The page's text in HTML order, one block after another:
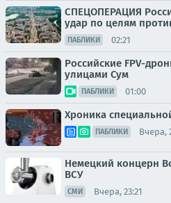
СПЕЦОПЕРАЦИЯ
удар по целям
ПАБЛИКИ 02:21
Российские FPV-
улицами Сум
ПАБЛИКИ 01:00
Хроника
ПАБЛИКИ Вчера,
Немецкий концерн
ВСУ
СМИ Вчера, 23:21